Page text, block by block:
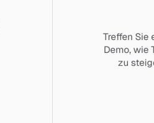
Treffen Sie
Demo, wie
zu